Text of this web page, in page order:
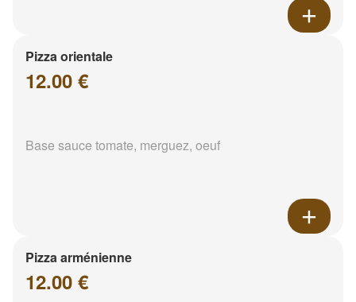
Pizza orientale
12.00 €
Base sauce tomate, merguez, oeuf
Pizza arménienne
12.00 €